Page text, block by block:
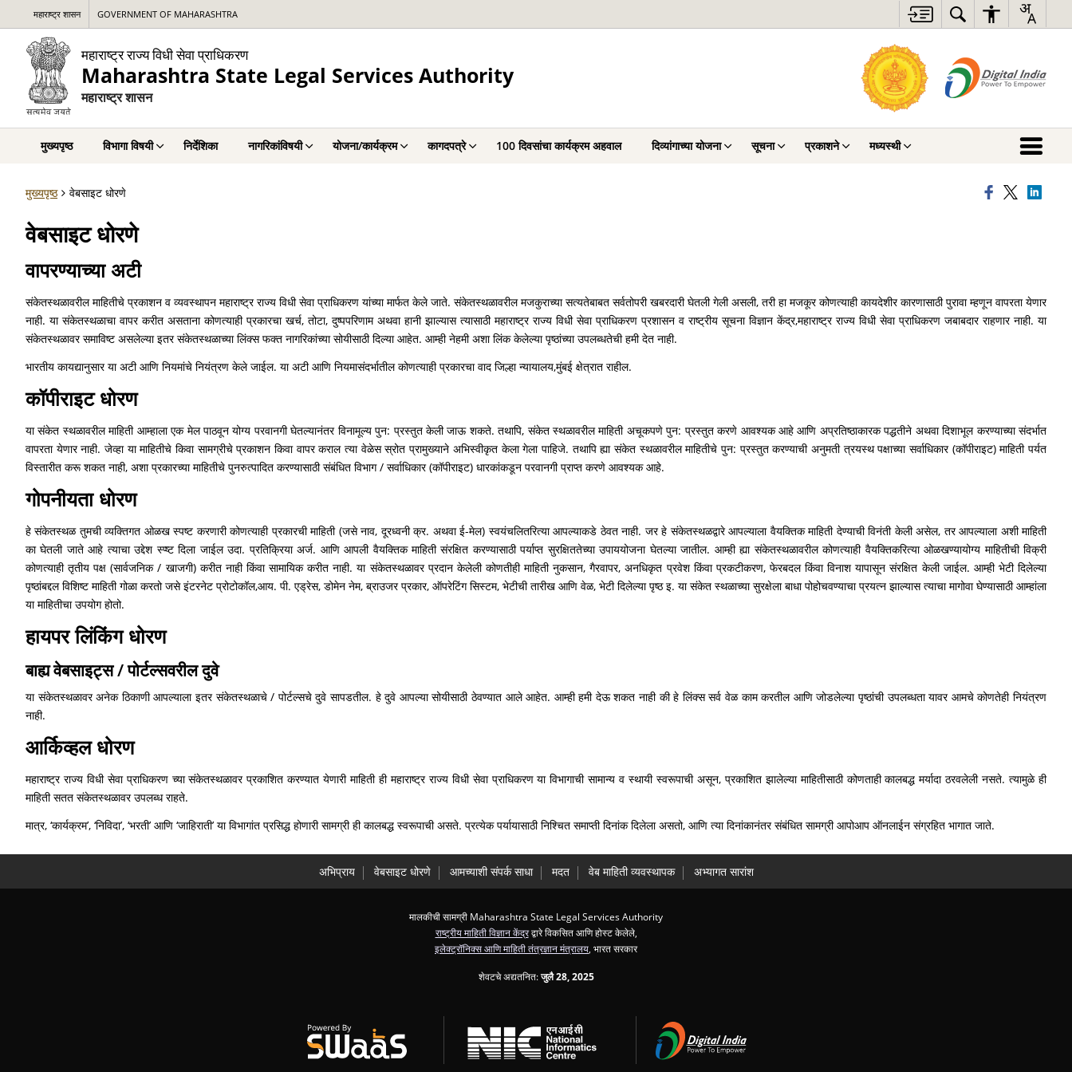
महाराष्ट्र शासन GOVERNMENT OF MAHARASHTRA
महाराष्ट्र राज्य विधी सेवा प्राधिकरण
Maharashtra State Legal Services Authority
महाराष्ट्र शासन
मुख्यपृष्ठ विभागा विषयी निर्देशिका नागरिकांविषयी योजना/कार्यक्रम कागदपत्रे 100 दिवसांचा कार्यक्रम अहवाल दिव्यांगाच्या योजना सूचना प्रकाशने मध्यस्थी
मुख्यपृष्ठ वेबसाइट धोरणे
वेबसाइट धोरणे
वापरण्याच्या अटी
संकेतस्थळावरील माहितीचे प्रकाशन व व्यवस्थापन महाराष्ट्र राज्य विधी सेवा प्राधिकरण यांच्या मार्फत केले जाते. संकेतस्थळावरील मजकुराच्या सत्यतेबाबत सर्वतोपरी खबरदारी घेतली गेली असली, तरी हा मजकूर कोणत्याही कायदेशीर कारणासाठी पुरावा म्हणून वापरता येणार
नाही. या संकेतस्थळाचा वापर करीत असताना कोणत्याही प्रकारचा खर्च, तोटा, दुष्पपरिणाम अथवा हानी झाल्यास त्यासाठी महाराष्ट्र राज्य विधी सेवा प्राधिकरण प्रशासन व राष्ट्रीय सूचना विज्ञान केंद्र,महाराष्ट्र राज्य विधी सेवा प्राधिकरण जबाबदार राहणार नाही. या
संकेतस्थळावर समाविष्ट असलेल्या इतर संकेतस्थळाच्या लिंक्स फक्त नागरिकांच्या सोयीसाठी दिल्या आहेत. आम्ही नेहमी अशा लिंक केलेल्या पृष्ठांच्या उपलब्धतेची हमी देत नाही.
भारतीय कायद्यानुसार या अटी आणि नियमांचे नियंत्रण केले जाईल. या अटी आणि नियमासंदर्भातील कोणत्याही प्रकारचा वाद जिल्हा न्यायालय,मुंबई क्षेत्रात राहील.
कॉपीराइट धोरण
या संकेत स्थळावरील माहिती आम्हाला एक मेल पाठवून योग्य परवानगी घेतल्यानंतर विनामूल्य पुन: प्रस्तुत केली जाऊ शकते. तथापि, संकेत स्थळावरील माहिती अचूकपणे पुन: प्रस्तुत करणे आवश्यक आहे आणि अप्रतिष्ठाकारक पद्धतीने अथवा दिशाभूल करण्याच्या संदर्भात
वापरता येणार नाही. जेव्हा या माहितीचे किवा सामग्रीचे प्रकाशन किवा वापर कराल त्या वेळेस स्रोत प्रामुख्याने अभिस्वीकृत केला गेला पाहिजे. तथापि ह्या संकेत स्थळावरील माहितीचे पुन: प्रस्तुत करण्याची अनुमती त्रयस्थ पक्षाच्या सर्वाधिकार (कॉपीराइट) माहिती पर्यत
विस्तारीत करू शकत नाही, अशा प्रकारच्या माहितीचे पुनरुत्पादित करण्यासाठी संबंधित विभाग / सर्वाधिकार (कॉपीराइट) धारकांकडून परवानगी प्राप्त करणे आवश्यक आहे.
गोपनीयता धोरण
हे संकेतस्थळ तुमची व्यक्तिगत ओळख स्पष्ट करणारी कोणत्याही प्रकारची माहिती (जसे नाव, दूरध्वनी क्र. अथवा ई-मेल) स्वयंचलितरित्या आपल्याकडे ठेवत नाही. जर हे संकेतस्थळद्वारे आपल्याला वैयक्तिक माहिती देण्याची विनंती केली असेल, तर आपल्याला अशी माहिती
का घेतली जाते आहे त्याचा उद्देश स्प्ष्ट दिला जाईल उदा. प्रतिक्रिया अर्ज. आणि आपली वैयक्तिक माहिती संरक्षित करण्यासाठी पर्याप्त सुरक्षिततेच्या उपाययोजना घेतल्या जातील. आम्ही ह्या संकेतस्थळावरील कोणत्याही वैयक्तिकरित्या ओळखण्यायोग्य माहितीची विक्री
कोणत्याही तृतीय पक्ष (सार्वजनिक / खाजगी) करीत नाही किंवा सामायिक करीत नाही. या संकेतस्थळावर प्रदान केलेली कोणतीही माहिती नुकसान, गैरवापर, अनधिकृत प्रवेश किंवा प्रकटीकरण, फेरबदल किंवा विनाश यापासून संरक्षित केली जाईल. आम्ही भेटी दिलेल्या
पृष्ठांबद्दल विशिष्ट माहिती गोळा करतो जसे इंटरनेट प्रोटोकॉल,आय. पी. एड्रेस, डोमेन नेम, ब्राउजर प्रकार, ऑपरेटिंग सिस्टम, भेटीची तारीख आणि वेळ, भेटी दिलेल्या पृष्ठ इ. या संकेत स्थळाच्या सुरक्षेला बाधा पोहोचवण्याचा प्रयत्न झाल्यास त्याचा मागोवा घेण्यासाठी आम्हांला
या माहितीचा उपयोग होतो.
हायपर लिंकिंग धोरण
बाह्य वेबसाइट्स / पोर्टल्सवरील दुवे
या संकेतस्थळावर अनेक ठिकाणी आपल्याला इतर संकेतस्थळाचे / पोर्टल्सचे दुवे सापडतील. हे दुवे आपल्या सोयीसाठी ठेवण्यात आले आहेत. आम्ही हमी देऊ शकत नाही की हे लिंक्स सर्व वेळ काम करतील आणि जोडलेल्या पृष्ठांची उपलब्धता यावर आमचे कोणतेही नियंत्रण
नाही.
आर्किव्हल धोरण
महाराष्ट्र राज्य विधी सेवा प्राधिकरण च्या संकेतस्थळावर प्रकाशित करण्यात येणारी माहिती ही महाराष्ट्र राज्य विधी सेवा प्राधिकरण या विभागाची सामान्य व स्थायी स्वरूपाची असून, प्रकाशित झालेल्या माहितीसाठी कोणताही कालबद्ध मर्यादा ठरवलेली नसते. त्यामुळे ही
माहिती सतत संकेतस्थळावर उपलब्ध राहते.
मात्र, ‘कार्यक्रम’, ‘निविदा’, ‘भरती’ आणि ‘जाहिराती’ या विभागांत प्रसिद्ध होणारी सामग्री ही कालबद्ध स्वरूपाची असते. प्रत्येक पर्यायासाठी निश्चित समाप्ती दिनांक दिलेला असतो, आणि त्या दिनांकानंतर संबंधित सामग्री आपोआप ऑनलाईन संग्रहित भागात जाते.
अभिप्राय वेबसाइट धोरणे आमच्याशी संपर्क साधा मदत वेब माहिती व्यवस्थापक अभ्यागत सारांश
मालकीची सामग्री Maharashtra State Legal Services Authority
राष्ट्रीय माहिती विज्ञान केंद्रद्वारे विकसित आणि होस्ट केलेले,
इलेक्ट्रॉनिक्स आणि माहिती तंत्रज्ञान मंत्रालय , भारत सरकार
शेवटचे अद्यतनित:जुलै 28, 2025